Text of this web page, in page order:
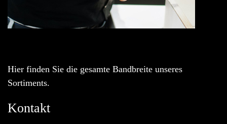
Hier finden Sie die gesamte Bandbreite unseres
Sortiments.
Kontakt